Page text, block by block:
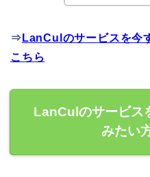
⇒ LanCulのサービスを今
こちら
LanCulのサービス
みたい